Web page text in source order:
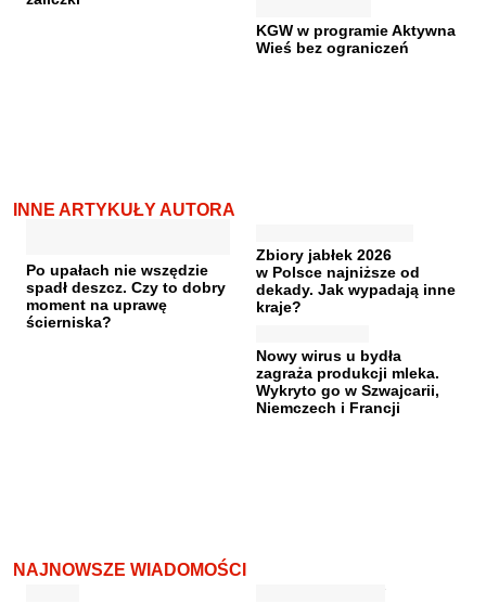
KGW w programie Aktywna
Wieś bez ograniczeń
INNE ARTYKUŁY AUTORA
Po upałach nie wszędzie
spadł deszcz. Czy to dobry
moment na uprawę
ścierniska?
Zbiory jabłek 2026
w Polsce najniższe od
dekady. Jak wypadają inne
kraje?
Nowy wirus u bydła
zagraża produkcji mleka.
Wykryto go w Szwajcarii,
Niemczech i Francji
NAJNOWSZE WIADOMOŚCI